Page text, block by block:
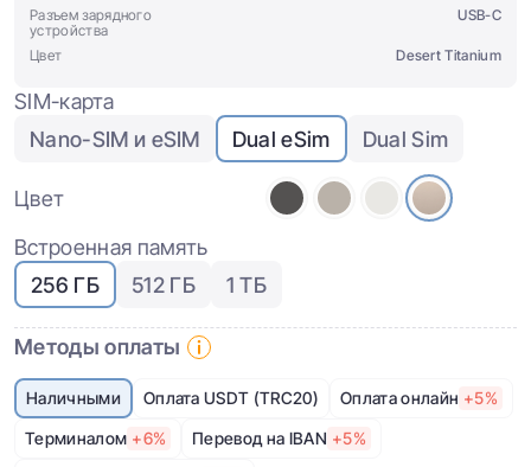
Разъем зарядного
устройства
USB-C
Цвет Desert Titanium
SIM-карта
Nano-SIM и eSIM
Dual eSim Dual Sim
Цвет
Встроенная память
256 ГБ
512 ГБ 1 ТБ
Методы оплаты
Наличными Оплата USDT (TRC20) Оплата онлайн +5%
Терминалом +6% Перевод на IBAN +5%